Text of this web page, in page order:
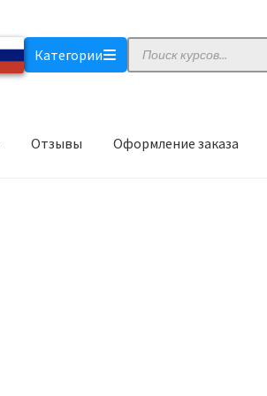
Категории
Поиск
товаров
Отзывы Оформление заказа